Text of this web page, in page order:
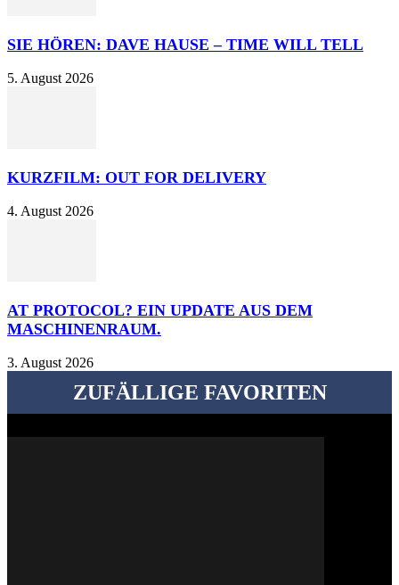
SIE HÖREN: DAVE HAUSE – TIME WILL TELL
5. August 2026
KURZFILM: OUT FOR DELIVERY
4. August 2026
AT PROTOCOL? EIN UPDATE AUS DEM
MASCHINENRAUM.
3. August 2026
ZUFÄLLIGE FAVORITEN